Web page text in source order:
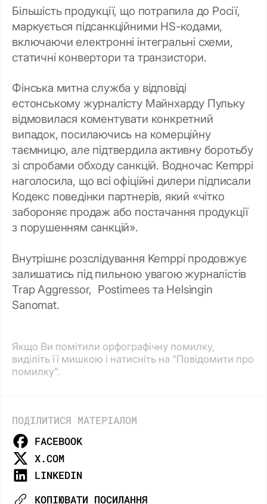
Більшість продукції, що потрапила до Росії,
маркується підсанкційними HS-кодами,
включаючи електронні інтегральні схеми,
статичні конвертори та транзистори.
Фінська митна служба у відповіді
естонському журналісту Майнхарду Пульку
відмовилася коментувати конкретний
випадок, посилаючись на комерційну
таємницю, але підтвердила активну боротьбу
зі спробами обходу санкцій. Водночас Kemppi
наголосила, що всі офіційні дилери підписали
Кодекс поведінки партнерів, який «чітко
забороняє продаж або постачання продукції
з порушенням санкцій».
Внутрішнє розслідування Kemppi продовжує
залишатись під пильною увагою журналістів
Trap Aggressor, Postimees та Helsingin
Sanomat.
Якщо Ви помітили орфографічну помилку,
виділіть її мишкою і натисніть на “Повідомити про
помилку”.
ПОДІЛИТИСЯ МАТЕРІАЛОМ
FACEBOOK
X.COM
LINKEDIN
КОПІЮВАТИ ПОСИЛАННЯ